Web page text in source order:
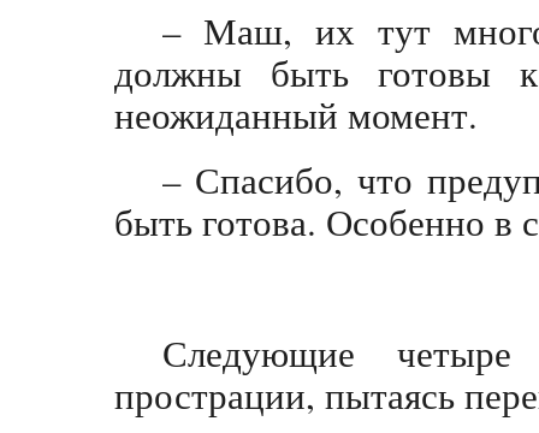
– Маш, их тут
должны быть готовы
неожиданный момент.
– Спасибо, что
быть готова. Особенно
Следующие
прострации, пытаясь